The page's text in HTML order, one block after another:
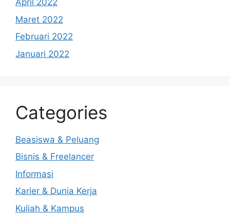
April 2022
Maret 2022
Februari 2022
Januari 2022
Categories
Beasiswa & Peluang
Bisnis & Freelancer
Informasi
Karier & Dunia Kerja
Kuliah & Kampus